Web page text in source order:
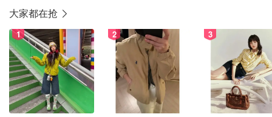
大家都在抢
1 2 3